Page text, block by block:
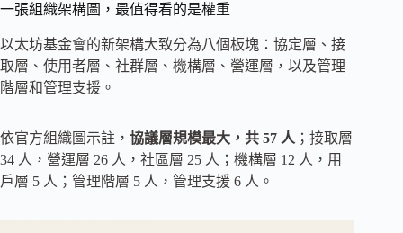
一張組織架構圖，最值得看的是權重
以太坊基金會的新架構大致分為八個板塊：協定層、接
取層、使用者層、社群層、機構層、營運層，以及管理
階層和管理支援。
依官方組織圖示註， 協議層規模最大，共 57 人 ；接取層
34 人，營運層 26 人，社區層 25 人；機構層 12 人，用
戶層 5 人；管理階層 5 人，管理支援 6 人。